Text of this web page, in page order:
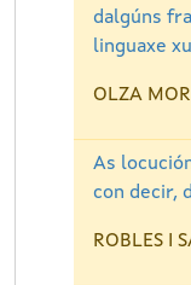
dalgúns
linguaxe
OLZA
As
con decir,
ROBLES I